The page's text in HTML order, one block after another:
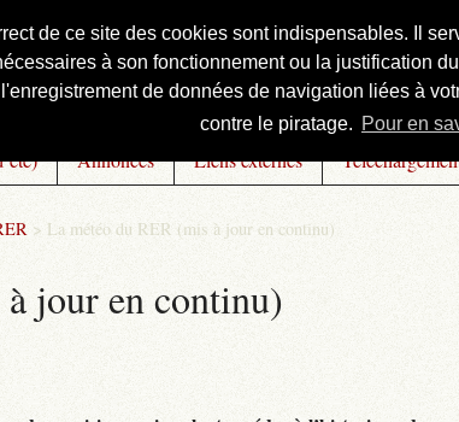
de ce site des cookies sont indispensables. Il
à son fonctionnement ou la justification
de données de navigation liées à
contre le piratage. Pour en
Annonces Liens externes
> La météo du RER (mis à jour en continu)
jour en continu)